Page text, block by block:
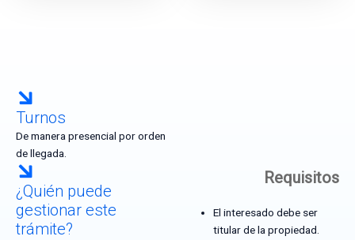
Turnos
De manera presencial por orden
de llegada.
¿Quién puede
gestionar este
trámite?
Requisitos
El interesado debe ser
titular de la propiedad.